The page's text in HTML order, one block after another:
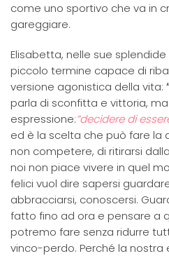
come uno sportivo che va in
gareggiare.
Elisabetta, nelle sue
piccolo termine capace di
versione agonistica della vita:
parla di sconfitta e vittoria,
espressione:”decidere di
ed è la scelta che può fare la
non competere, di ritirarsi
noi non piace vivere in quel
felici vuol dire sapersi
abbracciarsi, conoscersi.
fatto fino ad ora e pensare a
potremo fare senza ridurre
vinco-perdo. Perché la nostra